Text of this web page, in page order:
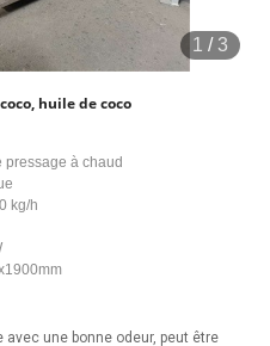
1 /3
huile de coco
pressage à chaud
kg/h
une bonne odeur, peut être